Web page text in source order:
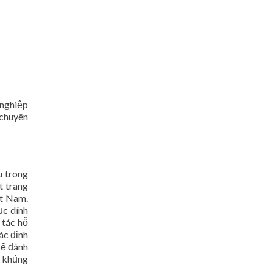
trong
trang
Nam.
dính
hỗ
định
đánh
khủng